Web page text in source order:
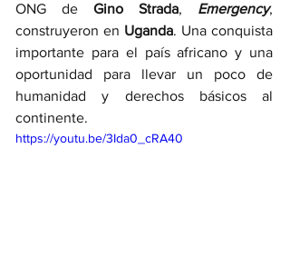
ONG de Gino Strada, Emergency,
construyeron en Uganda. Una conquista
importante para el país africano y una
oportunidad para llevar un poco de
humanidad y derechos básicos al
continente.
https://youtu.be/3Ida0_cRA40